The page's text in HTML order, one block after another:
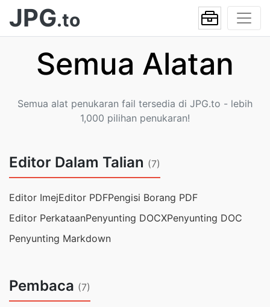
JPG.to
Semua Alatan
Semua alat penukaran fail tersedia di JPG.to - lebih
1,000 pilihan penukaran!
Editor Dalam Talian (7)
Editor ImejEditor PDFPengisi Borang PDF
Editor PerkataanPenyunting DOCXPenyunting DOC
Penyunting Markdown
Pembaca (7)